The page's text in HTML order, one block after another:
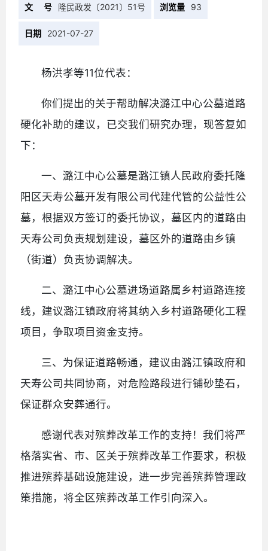
文 号 隆民政发〔2021〕51号 浏览量 93
日期 2021-07-27
杨洪孝等11位代表：
你们提出的关于帮助解决潞江中心公墓道路
硬化补助的建议，已交我们研究办理，现答复如
下：
一、潞江中心公墓是潞江镇人民政府委托隆
阳区天寿公墓开发有限公司代建代管的公益性公
墓，根据双方签订的委托协议，墓区内的道路由
天寿公司负责规划建设，墓区外的道路由乡镇
（街道）负责协调解决。
二、潞江中心公墓进场道路属乡村道路连接
线，建议潞江镇政府将其纳入乡村道路硬化工程
项目，争取项目资金支持。
三、为保证道路畅通，建议由潞江镇政府和
天寿公司共同协商，对危险路段进行铺砂垫石，
保证群众安葬通行。
感谢代表对殡葬改革工作的支持！我们将严
格落实省、市、区关于殡葬改革工作要求，积极
推进殡葬基础设施建设，进一步完善殡葬管理政
策措施，将全区殡葬改革工作引向深入。